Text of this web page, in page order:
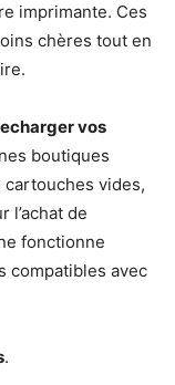
imprimante. Ces
chères tout en
vos
boutiques
vides,
l’achat de
fonctionne
compatibles avec
.